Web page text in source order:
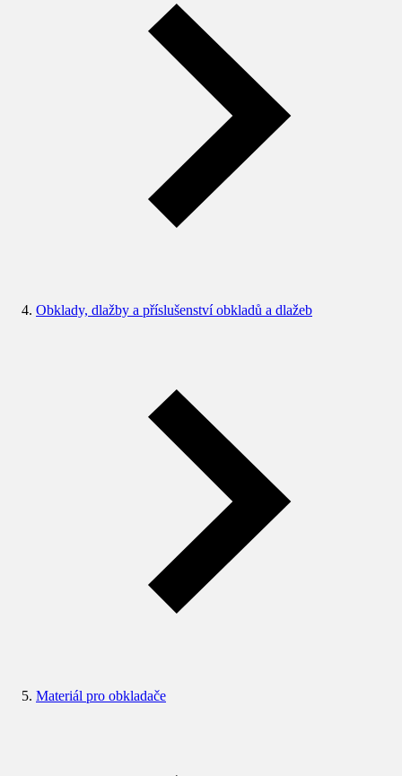
Obklady, dlažby a příslušenství obkladů a dlažeb
Materiál pro obkladače